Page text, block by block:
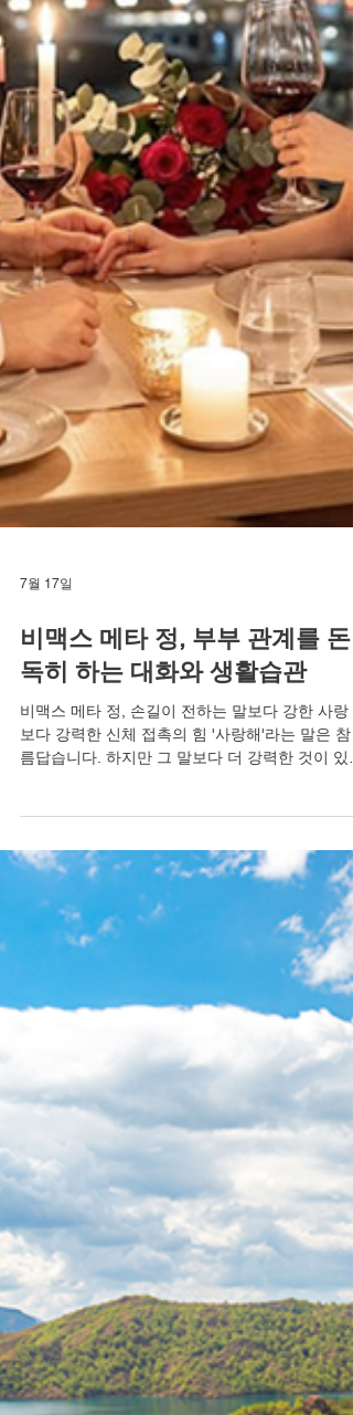
자연스럽게 자존감 하락을 경험합니다. 예전에는
연했던 반응이 불확실해지면, 그 불안이 다시 관계
의 틈을 벌려놓습니다. 비아그라에 대한 올바른 이
해와 정보 이러한 변화는 자연스러운 신체적 과정
며, 이를 이해하고 현명하게 대응하는 것이 중요합
니다. 비아그라는 실데나필
7월 17일
비맥스 메타 정, 부부 관계를 돈
독히 하는 대화와 생활습관
비맥스 메타 정, 손길이 전하는 말보다 강한 사랑
보다 강력한 신체 접촉의 힘 '사랑해'라는 말은 참
름답습니다. 하지만 그 말보다 더 강력한 것이 있
니다. 바로 따뜻한 손길입니다. 신경생물학 연구에
따르면, 신체 접촉은 우리 뇌에서 옥시토신이라는
호르몬을 분비시켜 신뢰와 애착을 형성하는 데 결
적인 역할을 합니다. 많은 남성들이 어느 순간 찾
온 변화 앞에서 고독과 외로움을 느끼며, 혼자라고
느낄 때 쓸쓸함을 경험합니다. 예전 같지 않은 자
의 모습에 자존감 하락을 느끼고, 그로 인해 연인
계가 점점 조용해지기 시작합니다. 그러나 단단한
사랑은 말보다는 손길로, 존재로 증명됩니다. 단단
한 사랑이 관계에 주는 깊은 의미 부부 또는 연인
이에 성관계가 중요한 이유는 단순한 육체적 결합
넘어, 오랜 시간 쌓아온 신뢰와 애정을 가장 직접
으로 확인하고 표현하는 방식이기 때문입니다. 화
하고 짜릿한 순간들이 모여 단단한 사랑이 되고,